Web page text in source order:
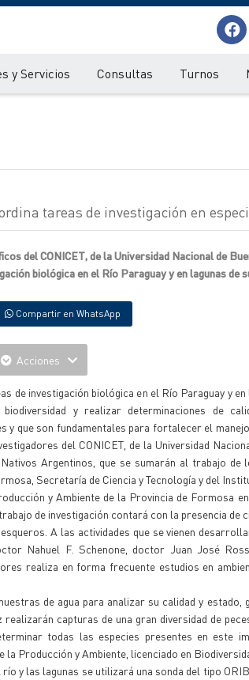
y Servicios Consultas Turnos
tareas de investigación en
del CONICET, de la Universidad Nacional de
biológica en el Río Paraguay y en lagunas de
Compartir en WhatsApp
Acciones
de investigación biológica en el Río Paraguay y
y realizar determinaciones de
que son fundamentales para fortalecer el
del CONICET, de la Universidad
Argentinos, que se sumarán al trabajo
Secretaría de Ciencia y Tecnología y del
y Ambiente de la Provincia de Formosa
de investigación contará con la presencia de
A las actividades que se vienen
Nahuel F. Schenone, doctor Juan José
realiza en forma frecuente estudios en
de agua para analizar su calidad y estado,
capturas de una gran diversidad de
todas las especies presentes en este
Producción y Ambiente, licenciado en
y las lagunas se utilizará una sonda del tipo